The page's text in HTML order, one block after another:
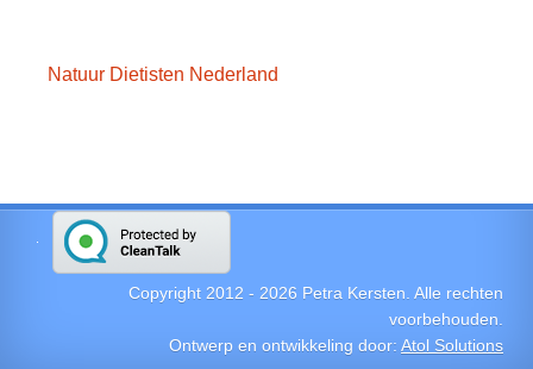
Natuur Dietisten Nederland
Copyright 2012 - 2026 Petra Kersten. Alle rechten
voorbehouden.
Ontwerp en ontwikkeling door: Atol Solutions